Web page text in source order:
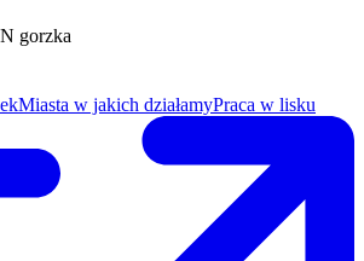
gorzka
Miasta w jakich działamyPraca w lisku